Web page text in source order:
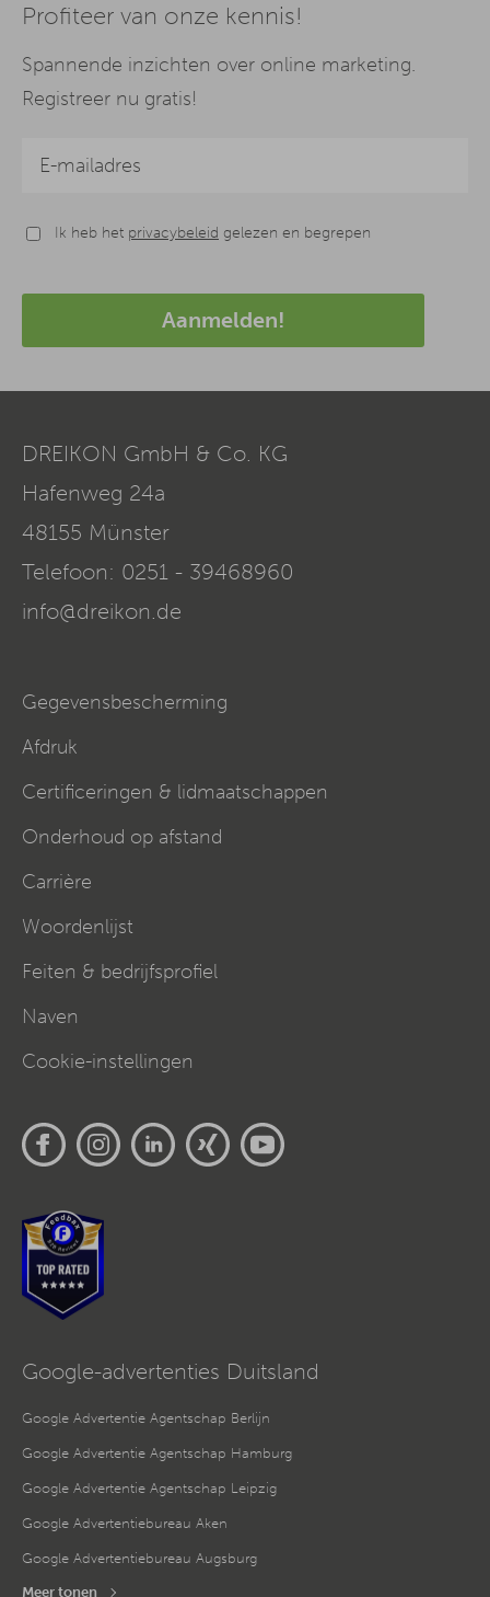
Profiteer van onze kennis!
Spannende inzichten over online marketing.
Registreer nu gratis!
Ik heb het privacybeleid gelezen en begrepen
Aanmelden!
DREIKON GmbH & Co. KG
Hafenweg 24a
48155 Münster
Telefoon: 0251 - 39468960
info@dreikon.de
Gegevensbescherming
Afdruk
Certificeringen & lidmaatschappen
Onderhoud op afstand
Carrière
Woordenlijst
Feiten & bedrijfsprofiel
Naven
Cookie-instellingen
Google-advertenties Duitsland
Google Advertentie Agentschap Berlijn
Google Advertentie Agentschap Hamburg
Google Advertentie Agentschap Leipzig
Google Advertentiebureau Aken
Google Advertentiebureau Augsburg
Meer tonen